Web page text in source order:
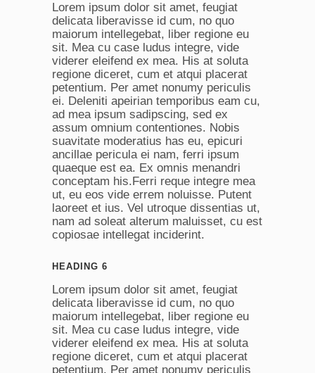
Lorem ipsum dolor sit amet, feugiat
delicata liberavisse id cum, no quo
maiorum intellegebat, liber regione eu
sit. Mea cu case ludus integre, vide
viderer eleifend ex mea. His at soluta
regione diceret, cum et atqui placerat
petentium. Per amet nonumy periculis
ei. Deleniti apeirian temporibus eam cu,
ad mea ipsum sadipscing, sed ex
assum omnium contentiones. Nobis
suavitate moderatius has eu, epicuri
ancillae pericula ei nam, ferri ipsum
quaeque est ea. Ex omnis menandri
conceptam his.Ferri reque integre mea
ut, eu eos vide errem noluisse. Putent
laoreet et ius. Vel utroque dissentias ut,
nam ad soleat alterum maluisset, cu est
copiosae intellegat inciderint.
HEADING 6
Lorem ipsum dolor sit amet, feugiat
delicata liberavisse id cum, no quo
maiorum intellegebat, liber regione eu
sit. Mea cu case ludus integre, vide
viderer eleifend ex mea. His at soluta
regione diceret, cum et atqui placerat
petentium. Per amet nonumy periculis